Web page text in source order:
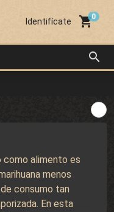
search
Identifícate local_grocery_store
como alimento es
menos
consumo tan
En esta